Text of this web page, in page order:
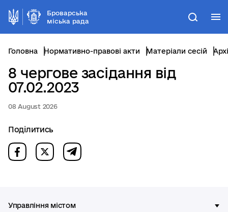
Броварська
міська рада
Пошук
Головна Нормативно-правові акти Матеріали сесій
8 чергове засідання від
07.02.2023
08 August 2026
Поділитись
Управління містом